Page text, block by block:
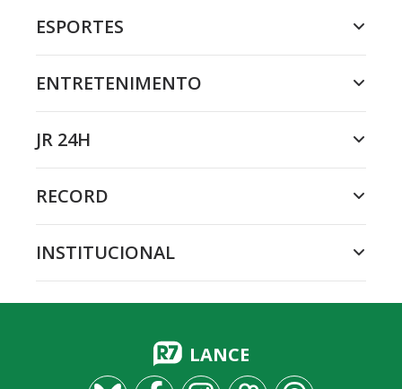
ESPORTES
ENTRETENIMENTO
JR 24H
RECORD
INSTITUCIONAL
LANCE